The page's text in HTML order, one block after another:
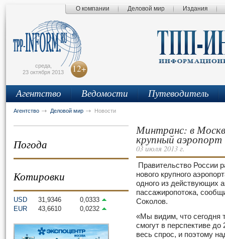
О компании Деловой мир Издания
среда,
23 октября 2013
12+
Агентство Ведомости Путеводитель
Агентство Деловой мир Новости
Погода
Котировки
USD 31,9346
0,0333
EUR
43,6610 0,0232
Минтранс: в
крупный аэропорт
03 июля 2013 г.
Правительство России
нового крупного
одного из действующих
пассажиропотока,
Соколов.
«Мы видим, что сегодня
смогут в перспективе
весь спрос, и поэтому